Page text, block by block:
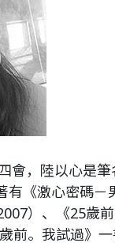
會，陸以心是
有《激心密碼－
）、《25歲
前。我試過》